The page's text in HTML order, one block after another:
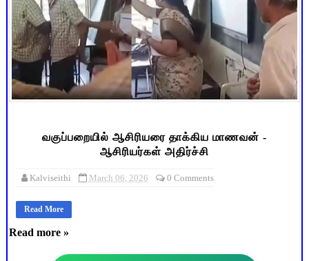
வகுப்பறையில் ஆசிரியரை தாக்கிய மாணவன் -
ஆசிரியர்கள் அதிர்ச்சி
Kalviseithi March 06, 2026 0 Comments
Read More
Read more »